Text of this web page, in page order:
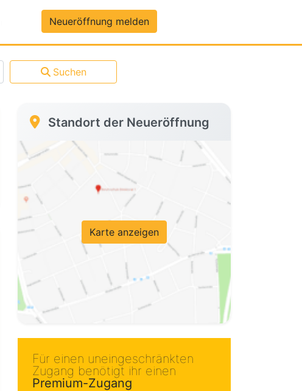
Premium-DatenNeueröffnung melden
Suchen
Standort der Neueröffnung
Karte anzeigen
Für einen uneingeschränkten
Zugang benötigt ihr einen
Premium-Zugang